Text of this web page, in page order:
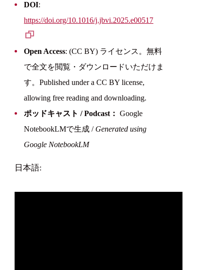
DOI:
https://doi.org/10.1016/j.jbvi.2025.e00517
Open Access: (CC BY) ライセンス。無料
で全文を閲覧・ダウンロードいただけま
す。Published under a CC BY license,
allowing free reading and downloading.
ポッドキャスト / Podcast：Google
NotebookLMで生成 / Generated using
Google NotebookLM
日本語: